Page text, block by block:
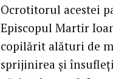
Ocrotitorul acestei
Episcopul Martir
copilărit alături de
sprijinirea și